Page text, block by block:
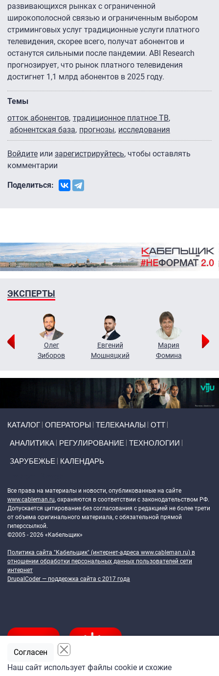
развивающихся рынках с ограниченной
широкополосной связью и ограниченным выбором
стриминговых услуг традиционные услуги платного
телевидения, скорее всего, получат абонентов и
останутся сильными после пандемии. ABI Research
прогнозирует, что рынок платного телевидения
достигнет 1,1 млрд абонентов в 2025 году.
Темы
отток абонентов традиционное платное ТВ
абонентская база прогнозы исследования
Войдите или зарегистрируйтесь, чтобы оставлять
комментарии
Поделиться:
ЭКСПЕРТЫ
Олег
Зиборов
Евгений
Мошняцкий
Мария
Фомина
КАТАЛОГ ОПЕРАТОРЫ ТЕЛЕКАНАЛЫ ОТТ
АНАЛИТИКА РЕГУЛИРОВАНИЕ ТЕХНОЛОГИИ
ЗАРУБЕЖЬЕ КАЛЕНДАРЬ
Все права на материалы и новости, опубликованные на сайте
www.cableman.ru, охраняются в соответствии с законодательством РФ.
Допускается цитирование без согласования с редакцией не более трети
от объема оригинального материала, с обязательной прямой
гиперссылкой.
©2005 - 2026 «Кабельщик»
Политика сайта "Кабельщик" (интернет-адреса www.cableman.ru) в
отношении обработки персональных данных пользователей сети
интернет
DrupalCoder — поддержка сайта c 2017 года
Наш сайт использует файлы cookie и схожие
Согласен